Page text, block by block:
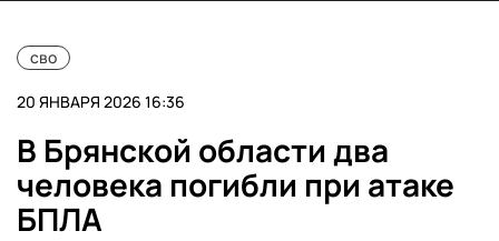
сво
20 ЯНВАРЯ 2026 16:36
В Брянской области два
человека погибли при атаке
БПЛА